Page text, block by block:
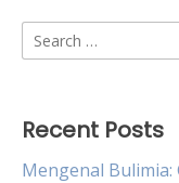
Search
for:
Recent Posts
Mengenal